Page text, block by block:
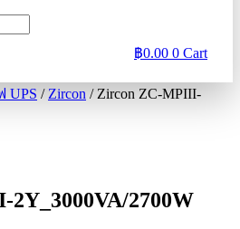
฿0.00 0 Cart
UPS / Zircon / Zircon ZC-MPIII-
2700W